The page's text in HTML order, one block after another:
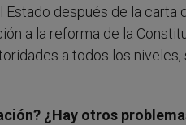
después de la carta
a la reforma de la
a todos los
¿Hay otros